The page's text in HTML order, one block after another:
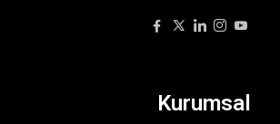
Kurumsal